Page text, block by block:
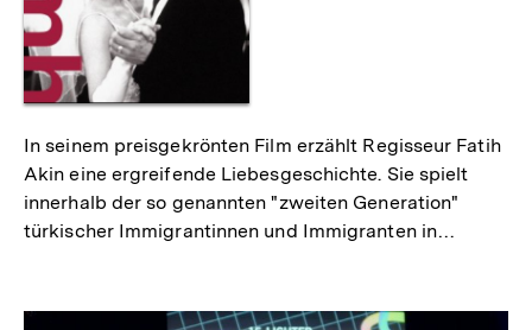
In seinem preisgekrönten Film erzählt Regisseur Fatih
Akin eine ergreifende Liebesgeschichte. Sie spielt
innerhalb der so genannten "zweiten Generation"
türkischer Immigrantinnen und Immigranten in…